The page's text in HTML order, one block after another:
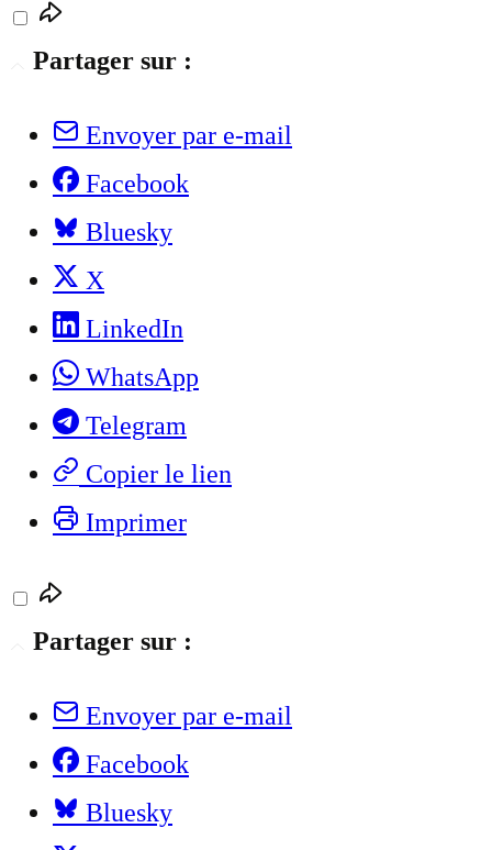
Partager sur :
Envoyer par e-mail
Facebook
Bluesky
X
LinkedIn
WhatsApp
Telegram
Copier le lien
Imprimer
Partager sur :
Envoyer par e-mail
Facebook
Bluesky